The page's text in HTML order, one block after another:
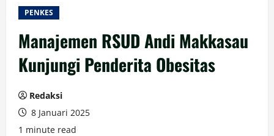
PENKES
Manajemen RSUD Andi Makkasau
Kunjungi Penderita Obesitas
Redaksi
8 Januari 2025
1 minute read